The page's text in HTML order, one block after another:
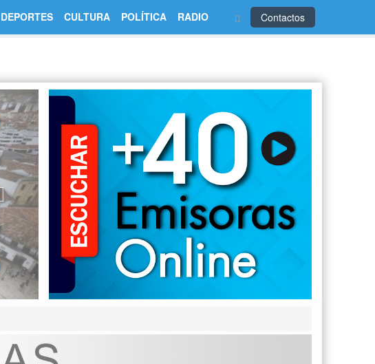
Contactos
DEPORTES CULTURA POLÍTICA RADIO